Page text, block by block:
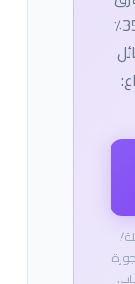
الأوسط التي تسترجع 25-35٪